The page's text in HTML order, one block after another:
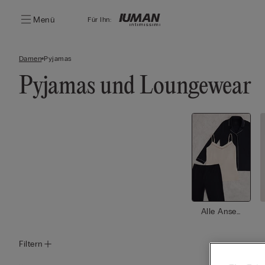
Menü Für Ihn:
Damen Pyjamas
Pyjamas und Loungewear
Alle Anse
Filtern